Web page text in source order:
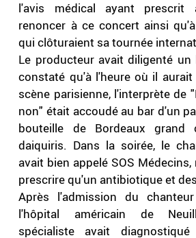
l'avis médical ayant prescrit
renoncer à ce concert ainsi
qui clôturaient sa tournée
Le producteur avait diligenté
constaté qu'à l'heure où il
scène parisienne, l'interprète de
non" était accoudé au bar d'un
bouteille de Bordeaux
daiquiris. Dans la soirée, le
avait bien appelé SOS
prescrire qu'un antibiotique et
Après l'admission du
l'hôpital américain de
spécialiste avait